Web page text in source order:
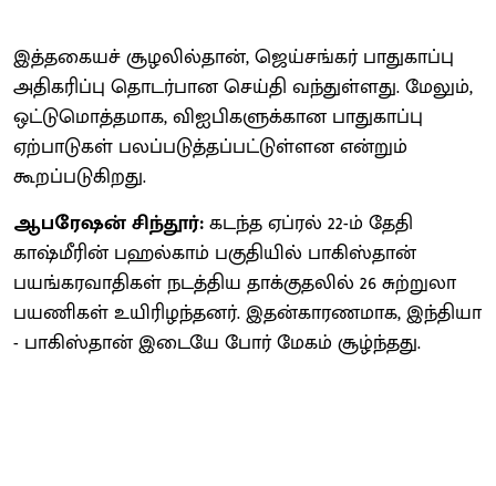
இத்தகையச் சூழலில்தான், ஜெய்சங்கர் பாதுகாப்பு
அதிகரிப்பு தொடர்பான செய்தி வந்துள்ளது. மேலும்,
ஒட்டுமொத்தமாக, விஐபிகளுக்கான பாதுகாப்பு
ஏற்பாடுகள் பலப்படுத்தப்பட்டுள்ளன என்றும்
கூறப்படுகிறது.
ஆபரேஷன் சிந்தூர்:கடந்த ஏப்ரல் 22-ம் தேதி
காஷ்மீரின் பஹல்காம் பகுதியில் பாகிஸ்தான்
பயங்கரவாதிகள் நடத்திய தாக்குதலில் 26 சுற்றுலா
பயணிகள் உயிரிழந்தனர். இதன்காரணமாக, இந்தியா
- பாகிஸ்தான் இடையே போர் மேகம் சூழ்ந்தது.